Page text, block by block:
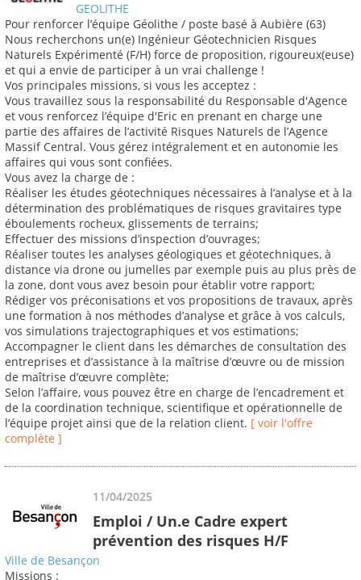
GEOLITHE
Pour renforcer l’équipe Géolithe / poste basé à Aubière (63)
Nous recherchons un(e) Ingénieur Géotechnicien Risques
Naturels Expérimenté (F/H) force de proposition, rigoureux(euse)
et qui a envie de participer à un vrai challenge !
Vos principales missions, si vous les acceptez :
Vous travaillez sous la responsabilité du Responsable d'Agence
et vous renforcez l’équipe d'Eric en prenant en charge une
partie des affaires de l’activité Risques Naturels de l’Agence
Massif Central. Vous gérez intégralement et en autonomie les
affaires qui vous sont confiées.
Vous avez la charge de :
Réaliser les études géotechniques nécessaires à l’analyse et à la
détermination des problématiques de risques gravitaires type
éboulements rocheux, glissements de terrains;
Effectuer des missions d’inspection d’ouvrages;
Réaliser toutes les analyses géologiques et géotechniques, à
distance via drone ou jumelles par exemple puis au plus près de
la zone, dont vous avez besoin pour établir votre rapport;
Rédiger vos préconisations et vos propositions de travaux, après
une formation à nos méthodes d’analyse et grâce à vos calculs,
vos simulations trajectographiques et vos estimations;
Accompagner le client dans les démarches de consultation des
entreprises et d’assistance à la maîtrise d’œuvre ou de mission
de maîtrise d’œuvre complète;
Selon l’affaire, vous pouvez être en charge de l’encadrement et
de la coordination technique, scientifique et opérationnelle de
l’équipe projet ainsi que de la relation client. [ voir l'offre
complète ]
11/04/2025
Emploi / Un.e Cadre expert
prévention des risques H/F
Ville de Besançon
Missions :